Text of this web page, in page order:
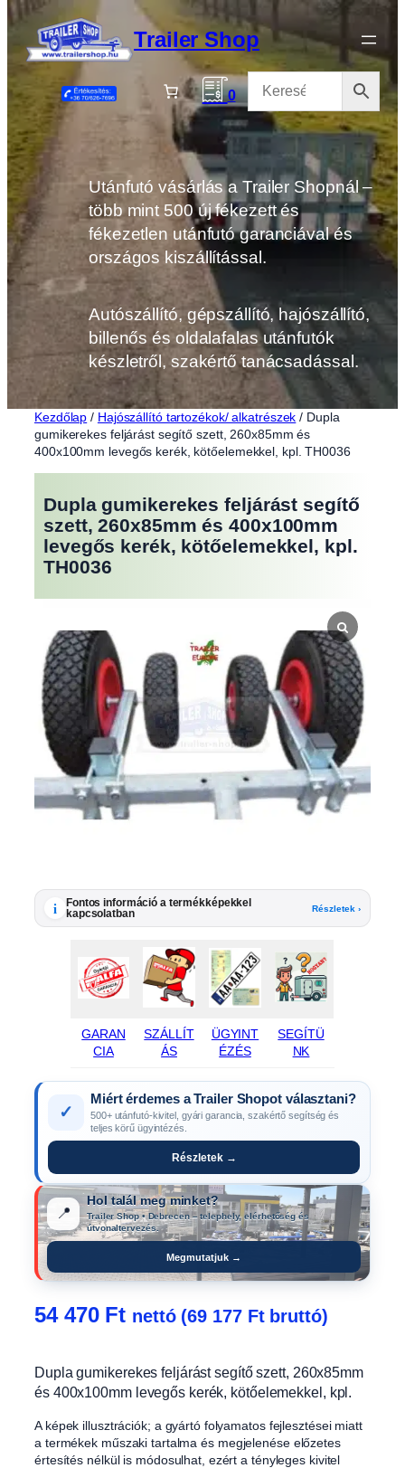
Ugrás
a
tartalomhoz
Trailer Shop
0
Utánfutó vásárlás a Trailer Shopnál –
több mint 500 új fékezett és
fékezetlen utánfutó garanciával és
országos kiszállítással.
Autószállító, gépszállító, hajószállító,
billenős és oldalafalas utánfutók
készletről, szakértő tanácsadással.
Kezdőlap / Hajószállító tartozékok/ alkatrészek / Dupla
gumikerekes feljárást segítő szett, 260x85mm és
400x100mm levegős kerék, kötőelemekkel, kpl. TH0036
Dupla gumikerekes feljárást segítő
szett, 260x85mm és 400x100mm
levegős kerék, kötőelemekkel, kpl.
TH0036
i
Fontos információ a termékképekkel
kapcsolatban
Részletek ›
GARAN
CIA
SZÁLLÍT
ÁS
ÜGYINT
ÉZÉS
SEGÍTÜ
NK
✓
Miért érdemes a Trailer Shopot választani?
500+ utánfutó-kivitel, gyári garancia, szakértő segítség és
teljes körű ügyintézés.
Részletek →
📍
Hol talál meg minket?
Trailer Shop • Debrecen – telephely, elérhetőség és
útvonaltervezés.
Megmutatjuk →
54 470 Ft nettó (69 177 Ftbruttó)
Dupla gumikerekes feljárást segítő szett, 260x85mm
és 400x100mm levegős kerék, kötőelemekkel, kpl.
A képek illusztrációk; a gyártó folyamatos fejlesztései miatt
a termékek műszaki tartalma és megjelenése előzetes
értesítés nélkül is módosulhat, ezért a tényleges kivitel